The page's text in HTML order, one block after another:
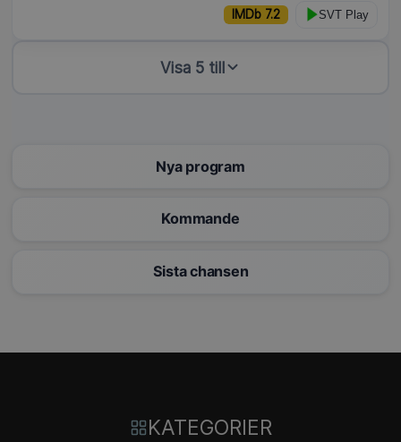
IMDb 7.2 SVT Play
Visa 5 till
Nya program
Kommande
Sista chansen
KATEGORIER